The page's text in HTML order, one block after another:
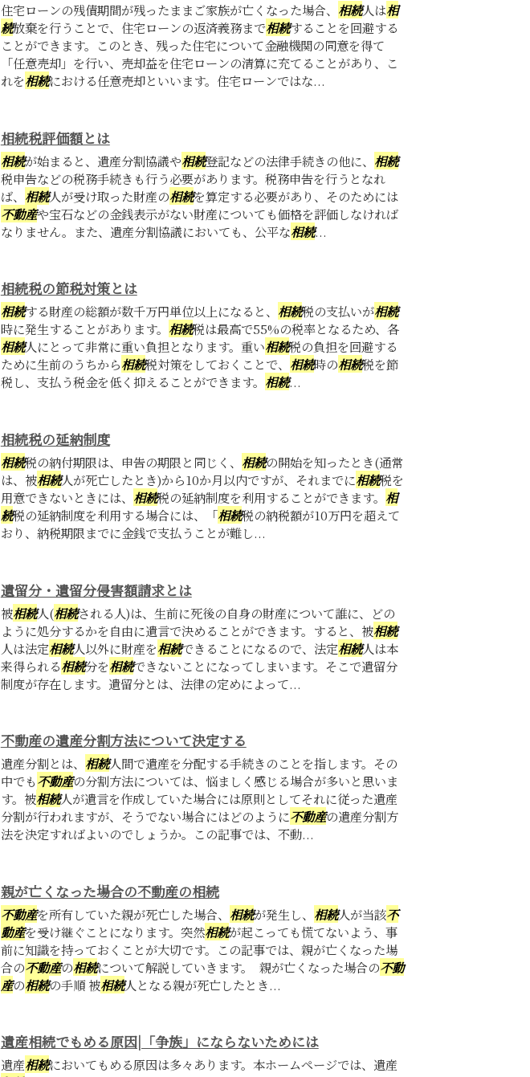
住宅ローンの残債期間が残ったままご家族が亡くなった場合、 相続人は相
続放棄を行うことで、住宅ローンの返済義務まで相続することを回避する
ことができます。このとき、残った住宅について金融機関の同意を得て
「任意売却」を行い、売却益を住宅ローンの清算に充てることがあり、こ
れを相続における任意売却といいます。住宅ローンではな...
相続税評価額とは
相続が始まると、遺産分割協議や相続登記などの法律手続きの他に、 相続
税申告などの税務手続きも行う必要があります。税務申告を行うとなれ
ば、 相続人が受け取った財産の相続を算定する必要があり、そのためには
不動産や宝石などの金銭表示がない財産についても価格を評価しなければ
なりません。また、遺産分割協議においても、公平な相続...
相続税の節税対策とは
相続する財産の総額が数千万円単位以上になると、 相続税の支払いが相続
時に発生することがあります。 相続税は最高で55%の税率となるため、各
相続人にとって非常に重い負担となります。重い相続税の負担を回避する
ために生前のうちから相続税対策をしておくことで、 相続時の相続税を節
税し、支払う税金を低く抑えることができます。 相続...
相続税の延納制度
相続税の納付期限は、申告の期限と同じく、 相続の開始を知ったとき(通常
は、被相続人が死亡したとき)から10か月以内ですが、それまでに相続税を
用意できないときには、 相続税の延納制度を利用することができます。 相
続税の延納制度を利用する場合には、「相続税の納税額が10万円を超えて
おり、納税期限までに金銭で支払うことが難し...
遺留分・遺留分侵害額請求とは
被相続人(相続される人)は、生前に死後の自身の財産について誰に、どの
ように処分するかを自由に遺言で決めることができます。すると、被相続
人は法定相続人以外に財産を相続できることになるので、法定相続人は本
来得られる相続分を相続できないことになってしまいます。そこで遺留分
制度が存在します。遺留分とは、法律の定めによって...
不動産の遺産分割方法について決定する
遺産分割とは、 相続人間で遺産を分配する手続きのことを指します。その
中でも不動産の分割方法については、悩ましく感じる場合が多いと思いま
す。被相続人が遺言を作成していた場合には原則としてそれに従った遺産
分割が行われますが、そうでない場合にはどのように不動産の遺産分割方
法を決定すればよいのでしょうか。この記事では、不動...
親が亡くなった場合の不動産の相続
不動産を所有していた親が死亡した場合、 相続が発生し、 相続人が当該不
動産を受け継ぐことになります。突然相続が起こっても慌てないよう、事
前に知識を持っておくことが大切です。この記事では、親が亡くなった場
合の不動産の相続について解説していきます。 親が亡くなった場合の不動
産の相続の手順 被相続人となる親が死亡したとき...
遺産相続でもめる原因|「争族」にならないためには
遺産相続においてもめる原因は多々あります。本ホームページでは、遺産